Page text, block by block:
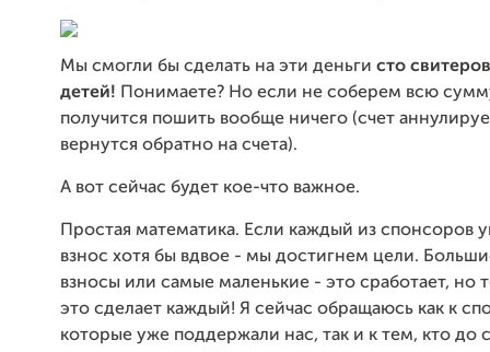
Мы смогли бы сделать на эти деньги сто
детей! Понимаете? Но если не соберем всю
получится пошить вообще ничего (счет
вернутся обратно на счета).
А вот сейчас будет кое-что важное.
Простая математика. Если каждый из спонсоров
взнос хотя бы вдвое - мы достигнем цели.
взносы или самые маленькие - это сработает, но
это сделает каждый! Я сейчас обращаюсь как к
которые уже поддержали нас, так и к тем, кто до